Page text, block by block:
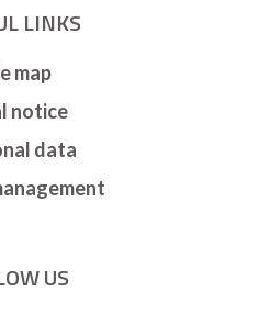
LINKS
map
notice
data
US